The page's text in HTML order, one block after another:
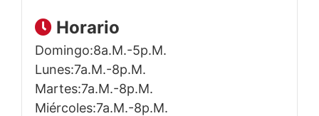
Horario
Domingo:8a.m.-5p.m.
Lunes:7a.m.-8p.m.
Martes:7a.m.-8p.m.
Miércoles:7a.m.-8p.m.